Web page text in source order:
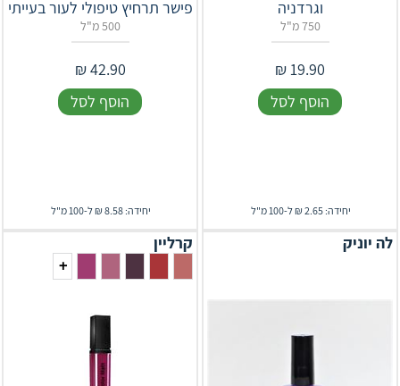
וגרדניה
750 מ"ל
19.90
₪
הוסף לסל
יחידה: 2.65 ₪ ל-100 מ"ל
פישר תרחיץ טיפולי לעור בעייתי
500 מ"ל
42.90
₪
הוסף לסל
יחידה: 8.58 ₪ ל-100 מ"ל
לה יוניק
קרליין
+